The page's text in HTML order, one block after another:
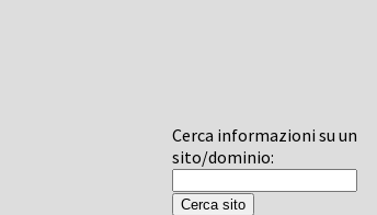
Cerca informazioni su un
sito/dominio: